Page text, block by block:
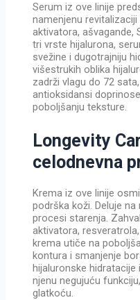
Serum iz ove linije
namenjenu
aktivatora, ašvagande,
tri vrste hijalurona,
svežine i dugotrajniju
višestrukih oblika
zadrži vlagu do 72
antioksidansi
poboljšanju teksture.
Longevity
celodnevna
Krema iz ove linije
podrška koži. Deluje
procesi starenja.
aktivatora,
krema utiče na
kontura i smanjenje
hijaluronske hidratacije
njenu negujuću
glatkoću.